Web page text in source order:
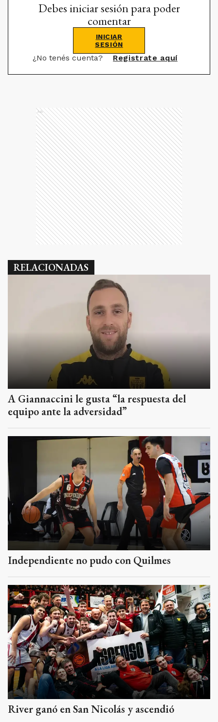
Debes iniciar sesión para poder
comentar
INICIAR
SESIÓN
¿No tenés cuenta? Registrate aquí
Ads
RELACIONADAS
A Giannaccini le gusta “la respuesta del
equipo ante la adversidad”
Independiente no pudo con Quilmes
River ganó en San Nicolás y ascendió